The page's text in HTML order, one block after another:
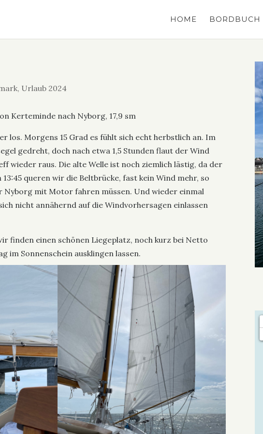
HOME BORDBUCH
, Urlaub 2024
Kerteminde nach Nyborg, 17,9 sm
los. Morgens 15 Grad es fühlt sich echt herbstlich an. Im
gedreht, doch nach etwa 1,5 Stunden flaut der Wind
wieder raus. Die alte Welle ist noch ziemlich lästig, da der
queren wir die Beltbrücke, fast kein Wind mehr, so
Nyborg mit Motor fahren müssen. Und wieder einmal
nicht annähernd auf die Windvorhersagen einlassen
finden einen schönen Liegeplatz, noch kurz bei Netto
im Sonnenschein ausklingen lassen.